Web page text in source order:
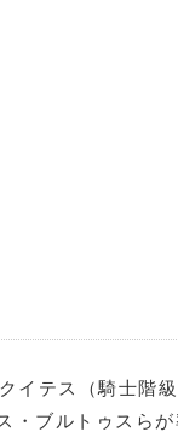
テス（騎士階
ブルトゥスら